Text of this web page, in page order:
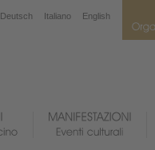
Deutsch Italiano English